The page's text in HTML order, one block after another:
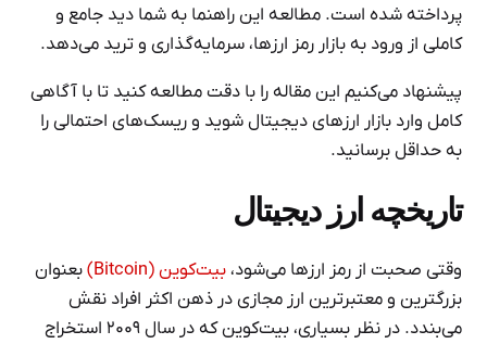
پرداخته شده است. مطالعه این راهنما به شما دید جامع و
کاملی از ورود به بازار رمز ارزها، سرمایه‌گذاری و ترید می‌دهد.
پیشنهاد می‌کنیم این مقاله را با دقت مطالعه کنید تا با آگاهی
کامل وارد بازار ارزهای دیجیتال شوید و ریسک‌های احتمالی را
به حداقل برسانید.
تاریخچه ارز دیجیتال
وقتی صحبت از رمز ارزها می‌شود،بیت‌کوین (Bitcoin)
بعنوان
بزرگترین و معتبرترین ارز مجازی در ذهن اکثر افراد نقش
می‌بندد. در نظر بسیاری، بیت‌کوین که در سال ۲۰۰۹ استخراج